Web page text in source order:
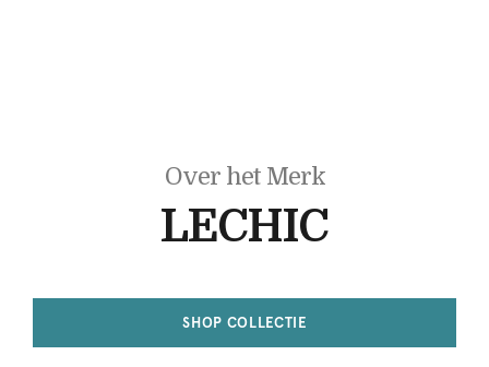
Over het Merk
LECHIC
SHOP COLLECTIE